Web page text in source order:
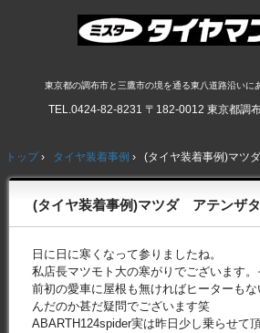
東京都の調布市と三鷹市の境を通る東八道路沿いに
TEL.0424-82-8231 〒182-0012 東京都調
トップ › タイヤ装着事例 › (タイヤ装着事例)マツ
(タイヤ装着事例)マツダ アテンザ
日に日に寒くなって参りましたね。
私店長マツモト大の寒がりでございます
前初の愛車に屋根も無ければヒーターも
んだのか甚だ疑問でございます笑
ABARTH124spider実は昨日少し乗らせて